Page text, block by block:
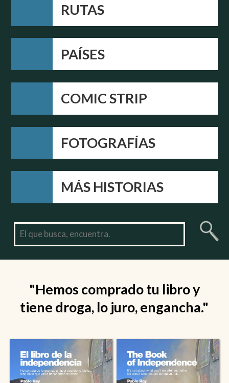
RUTAS
PAÍSES
COMIC STRIP
FOTOGRAFÍAS
MÁS HISTORIAS
"Hemos comprado tu libro y
tiene droga, lo juro, engancha."